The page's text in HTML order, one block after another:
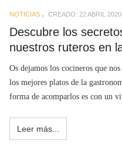
NOTICIAS CREADO: 22 ABRIL 2020
Descubre los
nuestros ruteros en
Os dejamos los cocineros que
los mejores platos de la
forma de acomparlos es con un
Leer más...